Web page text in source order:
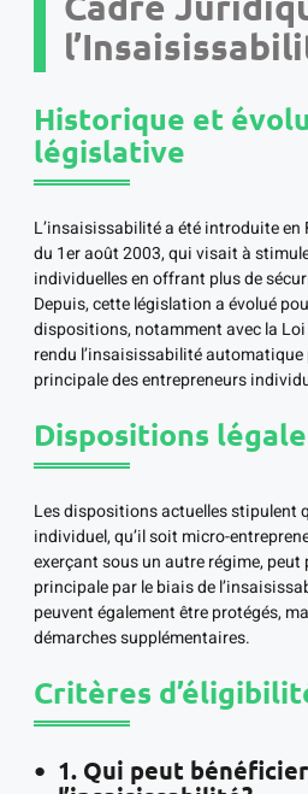
Historique et
législative
L’insaisissabilité a été introduite en
du 1er août 2003, qui visait à
individuelles en offrant plus de
Depuis, cette législation a évolué
dispositions, notamment avec la
rendu l’insaisissabilité automatique
principale des entrepreneurs
Dispositions
Les dispositions actuelles stipulent
individuel, qu’il soit micro-
exerçant sous un autre régime,
principale par le biais de
peuvent également être protégés,
démarches supplémentaires.
Critères
1. Qui peut